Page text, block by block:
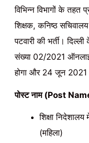
विभिन्न विभागों के तहत
शिक्षक, कनिष्ठ
पटवारी की भर्ती।
संख्या 02/2021
होगा और 24 जून 2021
पोस्ट नाम (Post
शिक्षा निदेशालय
(महिला)